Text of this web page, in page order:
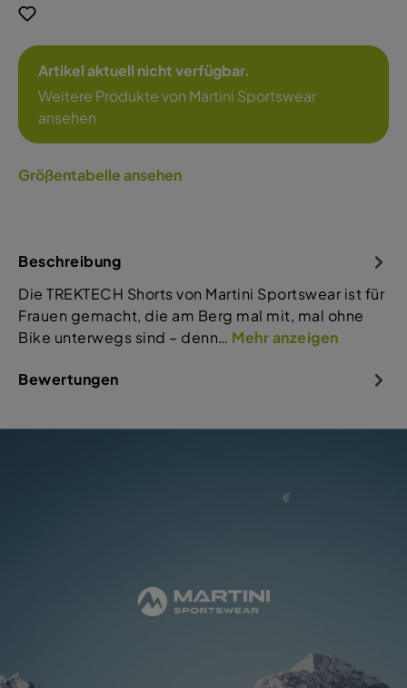
Artikel aktuell nicht verfügbar.
Weitere Produkte von Martini Sportswear
ansehen
Größentabelle ansehen
Beschreibung
Die TREKTECH Shorts von Martini Sportswear ist für
Frauen gemacht, die am Berg mal mit, mal ohne
Bike unterwegs sind – denn… Mehr anzeigen
Bewertungen